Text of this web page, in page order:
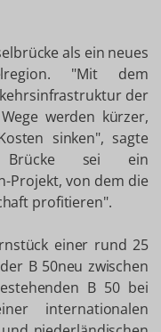
als ein neues
"Mit dem
der
werden kürzer,
sinken", sagte
Brücke sei ein
Projekt, von dem die
profitieren".
einer rund 25
B 50neu zwischen
B 50 bei
internationalen